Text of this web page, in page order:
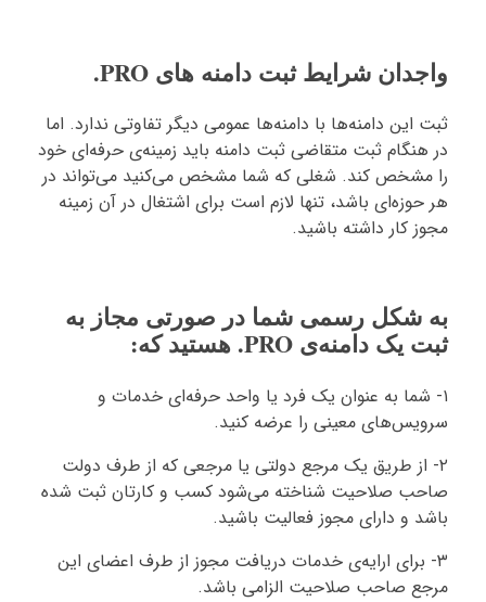
واجدان شرایط ثبت دامنه های PRO.
ثبت این دامنه‌ها با دامنه‌ها عمومی دیگر تفاوتی ندارد. اما
در هنگام ثبت متقاضی ثبت دامنه باید زمینه‌ی حرفه‌ای خود
را مشخص کند. شغلی که شما مشخص می‌کنید می‌تواند در
هر حوزه‌ای باشد، تنها لازم است برای اشتغال در آن زمینه
مجوز کار داشته باشید.
به شکل رسمی شما در صورتی مجاز به
ثبت یک دامنه‌ی PRO. هستید که:
۱- شما به عنوان یک فرد یا واحد حرفه‌ای خدمات و
سرویس‌های معینی را عرضه کنید.
۲- از طریق یک مرجع دولتی یا مرجعی که از طرف دولت
صاحب صلاحیت شناخته می‌شود کسب و کارتان ثبت شده
باشد و دارای مجوز فعالیت باشید.
۳- برای ارایه‌ی خدمات دریافت مجوز از طرف اعضای این
مرجع صاحب صلاحیت الزامی باشد.